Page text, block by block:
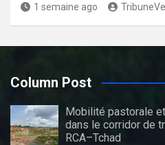
1 semaine ago
Column Post
Mobilité pastorale
dans le corridor de
RCA–Tchad